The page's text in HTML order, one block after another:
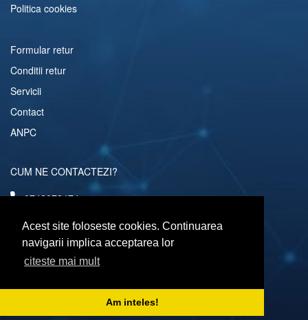
Acest site foloseste cookies. Continuarea
navigarii implica acceptarea lor
citeste mai mult
Am inteles!
Politica cookies
Formular retur
Conditii retur
Servicii
Contact
ANPC
CUM NE CONTACTEZI?
0742072474
comenzi@computerescu.ro
URMARESTE-NE SI PE
Copyright © 2026 Computerescu.ro. All rights reserved